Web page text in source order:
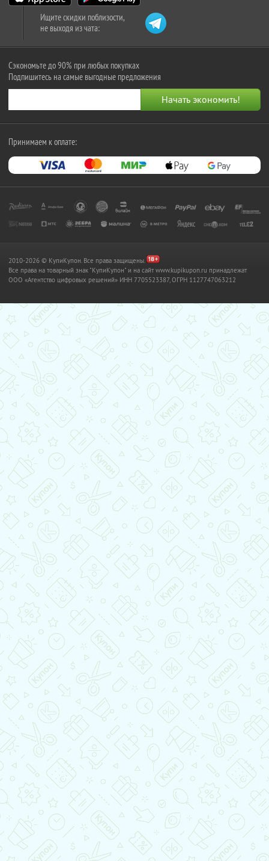
Ищите скидки поблизости,
не выходя из чата:
Сэкономьте до 90% при любых покупках
Подпишитесь на самые выгодные предложения
Принимаем к оплате:
2010-2026 © КупиКупон. Все права защищены.
Все права на товарный знак "КупиКупон" и на сайт www.kupikupon.ru принадлежат
OOO «Агентство цифровых решений» ИНН 7705523387, ОГРН 1127747063212